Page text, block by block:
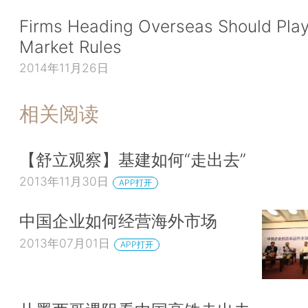
Firms Heading Overseas Should
Market Rules
2014年11月26日
相关阅读
【舒立观察】基建如何“走出去”
2013年11月30日 APP打开
中国企业如何经营海外市场
2013年07月01日 APP打开